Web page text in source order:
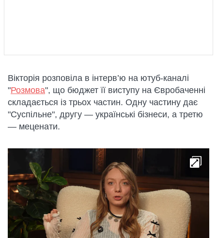
Вікторія розповіла в інтерв’ю на ютуб-каналі
"Розмова", що бюджет її виступу на Євробаченні
складається із трьох частин. Одну частину дає
"Суспiльне", другу — українські бізнеси, а третю
— меценати.